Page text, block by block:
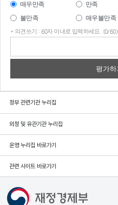
매우만족 만족
불만족
매우불만족
* 의견쓰기 : 60자 이내로 입력하세요. (0/60)
정부 관련기관 누리집
외청 및 유관기관 누리집
운영 누리집 바로가기
관련 사이트 바로가기